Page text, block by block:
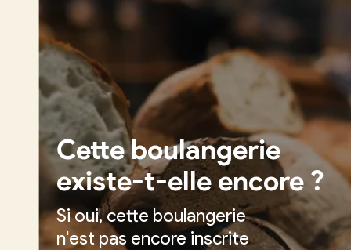
Je suis boulanger
Je découvre France
Pourquoi adhérer à France
Je référence ma boulangerie
Je crée mon compte
Cette boulangerie
existe-t-elle encore ?
Si oui, cette boulangerie
n'est pas encore inscrite